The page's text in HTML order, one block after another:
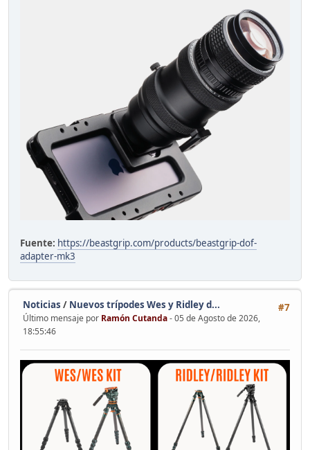
Fuente: https://beastgrip.com/products/beastgrip-dof-
adapter-mk3
#7
Noticias / Nuevos trípodes Wes y Ridley d...
Último mensaje por Ramón Cutanda- 05 de Agosto de 2026,
18:55:46